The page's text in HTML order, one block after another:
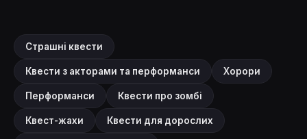
Страшні квести
Квести з акторами та перформанси Хорори
Перформанси Квести про зомбі
Квест-жахи Квести для дорослих